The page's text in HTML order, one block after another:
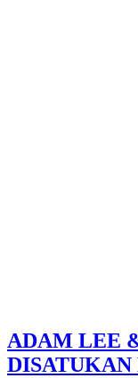
ADAM LEE